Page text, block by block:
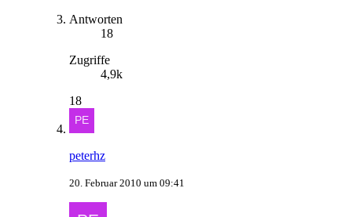
Antworten
18
Zugriffe
4,9k
18
peterhz
20. Februar 2010 um 09:41